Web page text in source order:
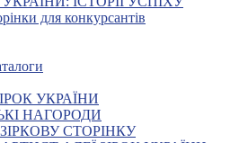
для конкурсантів
УКРАЇНИ
НАГОРОДИ
СТОРІНКУ